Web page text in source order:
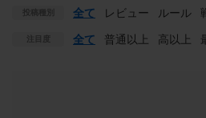
投稿種別 全て レビュー ルール
全て 普通以上 高以上